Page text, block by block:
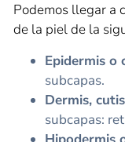
Podemos llegar a
de la piel de la
Epidermis o
subcapas.
Dermis,
subcapas: